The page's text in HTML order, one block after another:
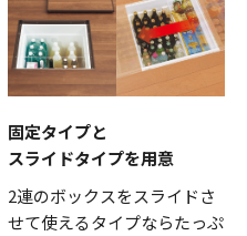
固定タイプと
スライドタイプを用意
2連のボックスをスライドさ
せて使えるタイプならたっぷ